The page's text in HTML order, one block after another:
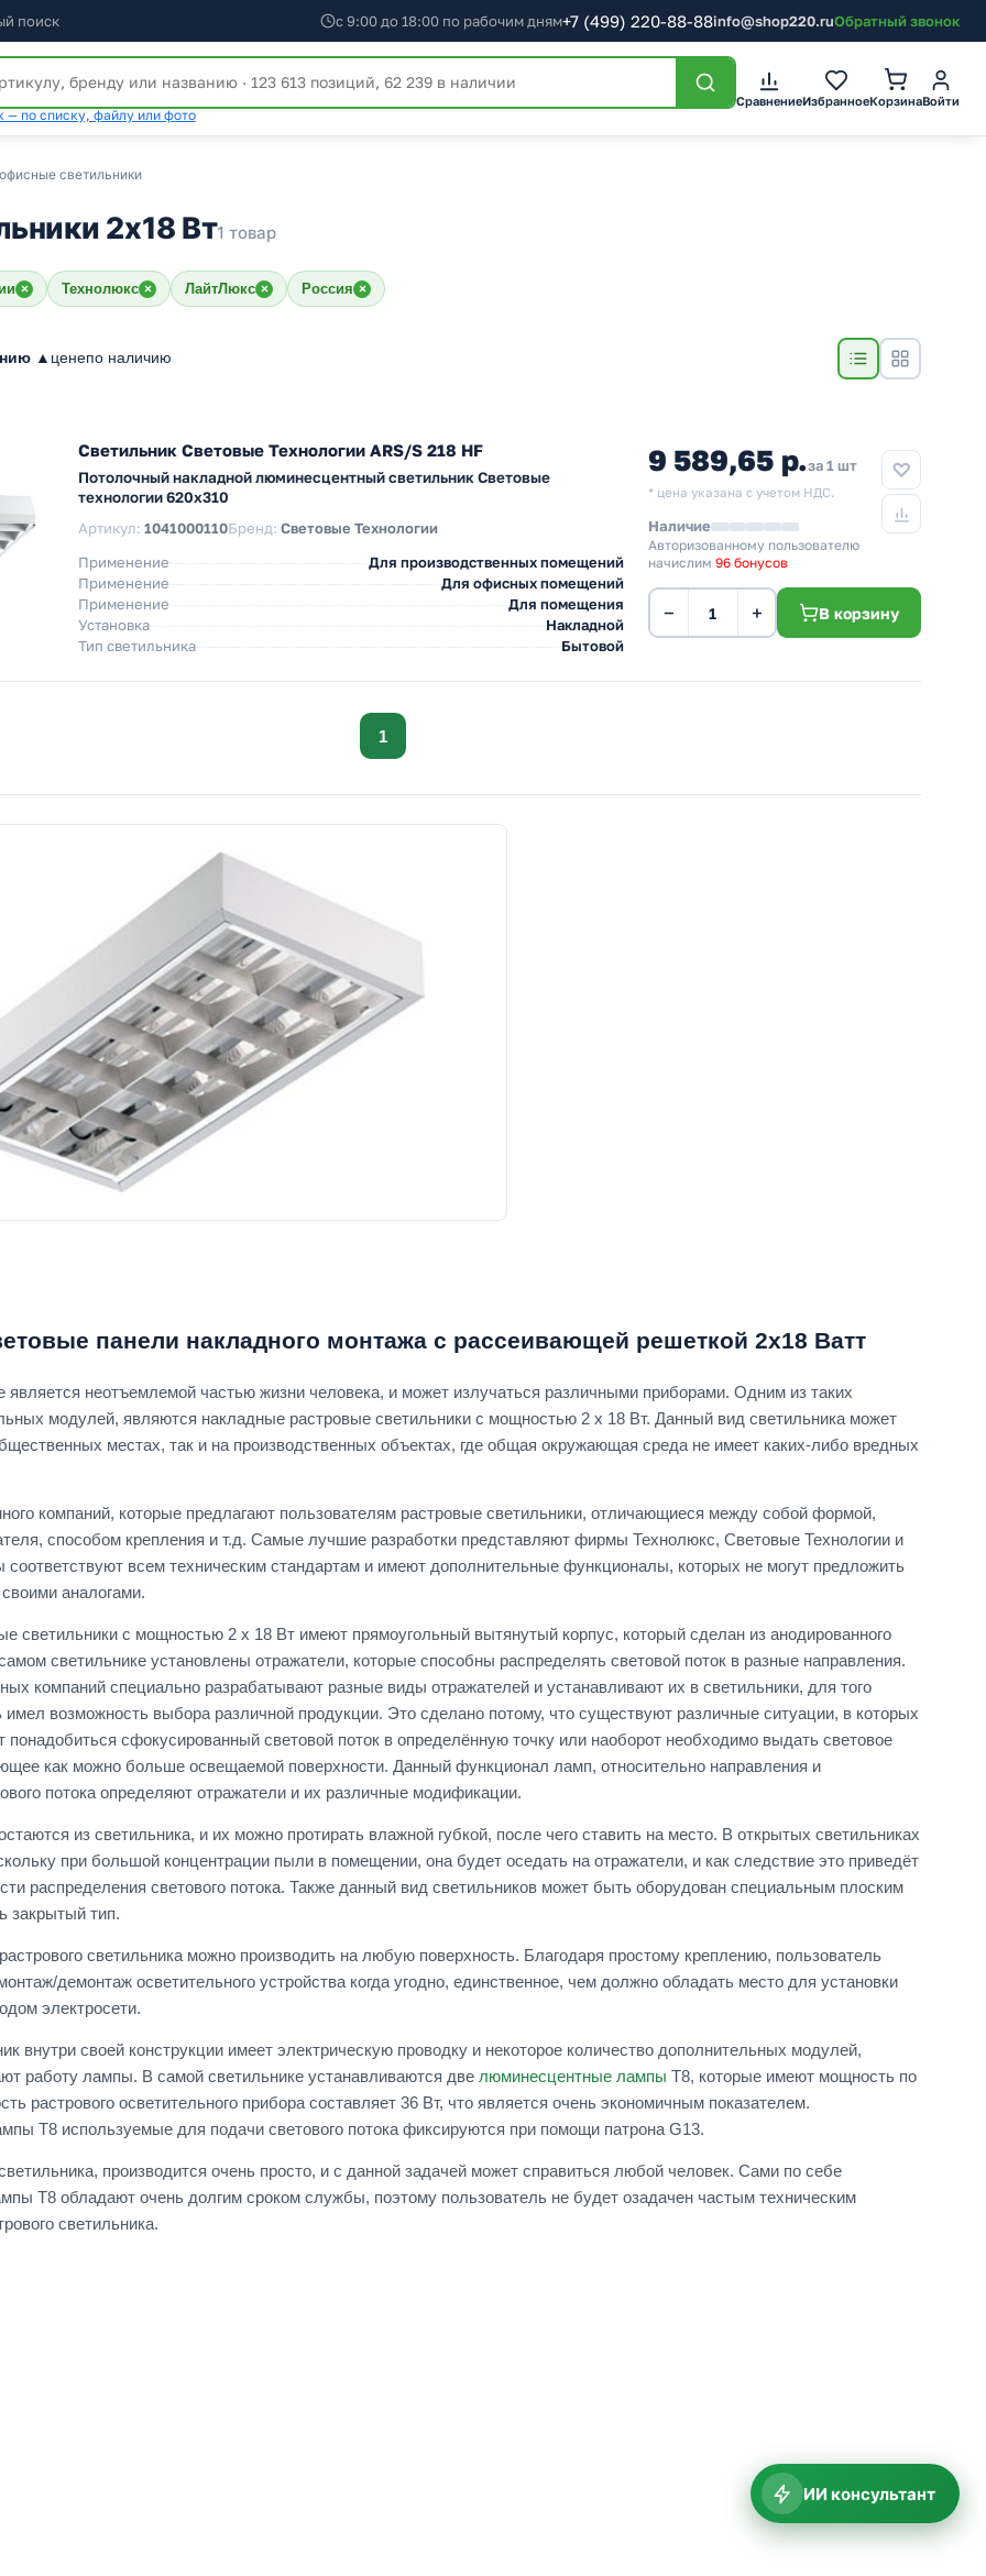
поиск с 9:00 до 18:00 по рабочим дням+7 (499) 220-88-88info@shop220.ruОбратный звонок
— по списку, файлу или фото
СравнениеИзбранноеКорзинаВойти
светильники
2х18 Вт1 товар
× Технолюкс × ЛайтЛюкс × Россия ×
▲ ценепо наличию
Светильник Световые Технологии ARS/S 218 HF
Потолочный накладной люминесцентный светильник Световые
технологии 620х310
Артикул: 1041000110Бренд: Световые Технологии
Применение
Для производственных помещений
Применение
Для офисных помещений
Применение
Для помещения
Установка
Накладной
Тип светильника
Бытовой
9 589,65 р.за 1 шт
* цена указана с учетом НДС.
Наличие
Авторизованному пользователю
начислим 96 бонусов
− + В корзину
1
панели накладного монтажа с рассеивающей решеткой 2х18 Ватт
является неотъемлемой частью жизни человека, и может излучаться различными приборами. Одним из таких
модулей, являются накладные растровые светильники с мощностью 2 х 18 Вт. Данный вид светильника может
местах, так и на производственных объектах, где общая окружающая среда не имеет каких-либо вредных
компаний, которые предлагают пользователям растровые светильники, отличающиеся между собой формой,
способом крепления и т.д. Самые лучшие разработки представляют фирмы Технолюкс, Световые Технологии и
всем техническим стандартам и имеют дополнительные функционалы, которых не могут предложить
аналогами.
светильники с мощностью 2 х 18 Вт имеют прямоугольный вытянутый корпус, который сделан из анодированного
светильнике установлены отражатели, которые способны распределять световой поток в разные направления.
компаний специально разрабатывают разные виды отражателей и устанавливают их в светильники, для того
имел возможность выбора различной продукции. Это сделано потому, что существуют различные ситуации, в которых
понадобиться сфокусированный световой поток в определённую точку или наоборот необходимо выдать световое
как можно больше освещаемой поверхности. Данный функционал ламп, относительно направления и
потока определяют отражатели и их различные модификации.
из светильника, и их можно протирать влажной губкой, после чего ставить на место. В открытых светильниках
при большой концентрации пыли в помещении, она будет оседать на отражатели, и как следствие это приведёт
распределения светового потока. Также данный вид светильников может быть оборудован специальным плоским
закрытый тип.
светильника можно производить на любую поверхность. Благодаря простому креплению, пользователь
демонтаж осветительного устройства когда угодно, единственное, чем должно обладать место для установки
электросети.
внутри своей конструкции имеет электрическую проводку и некоторое количество дополнительных модулей,
работу лампы. В самой светильнике устанавливаются две люминесцентные лампы Т8, которые имеют мощность по
растрового осветительного прибора составляет 36 Вт, что является очень экономичным показателем.
Т8 используемые для подачи светового потока фиксируются при помощи патрона G13.
производится очень просто, и с данной задачей может справиться любой человек. Сами по себе
Т8 обладают очень долгим сроком службы, поэтому пользователь не будет озадачен частым техническим
светильника.
ИИ консультант